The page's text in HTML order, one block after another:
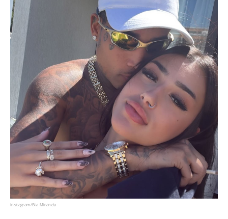
Instagram/Bia Miranda